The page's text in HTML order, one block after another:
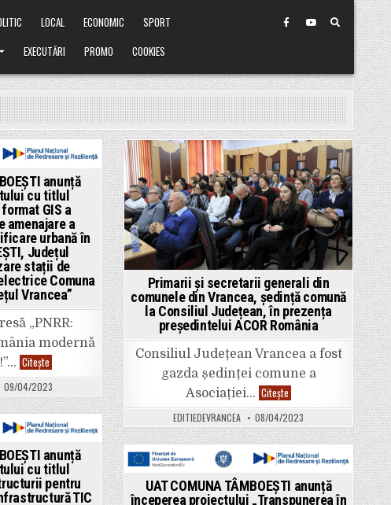
LOCAL ECONOMIC
SPORT
EXECUTĂRI PROMO COOKIES
anunță
cu titlul
GIS a
amenajare a
urbană în
Județul
stații de
Comuna
Vrancea”
„PNRR:
modernă
Citește
COMUNA
TÂMBOEȘTI
anunță
începerea
proiectului
cu
titlul
„Transpunerea
în
format
GIS
a
documentațiilor
09/04/2023
Posted
in
Primarii și secretarii generali din
comunele din Vrancea, ședință comună
la Consiliul Județean, în prezența
președintelui ACOR România
Consiliul Județean Vrancea a fost
gazda ședinței comune a
Asociației… Citește
și
secretarii
generali
din
comunele
din
Vrancea,
comună
la
EDITIEDEVRANCEA 08/04/2023
anunță
cu titlul
pentru
TIC
in
UAT COMUNA TÂMBOEȘTI anunță
începerea proiectului „Transpunerea în